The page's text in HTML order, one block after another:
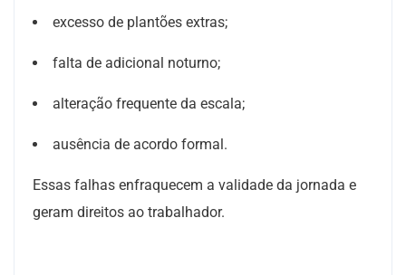
excesso de plantões extras;
falta de adicional noturno;
alteração frequente da escala;
ausência de acordo formal.
Essas falhas enfraquecem a validade da jornada e
geram direitos ao trabalhador.